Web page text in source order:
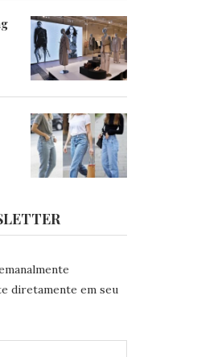
diretamente em seu